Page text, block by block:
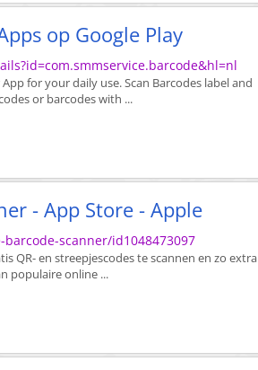
op Google Play
for your daily use. Scan Barcodes label and
or barcodes with ...
- App Store - Apple
scanner/id1048473097
QR- en streepjescodes te scannen en zo extra
populaire online ...